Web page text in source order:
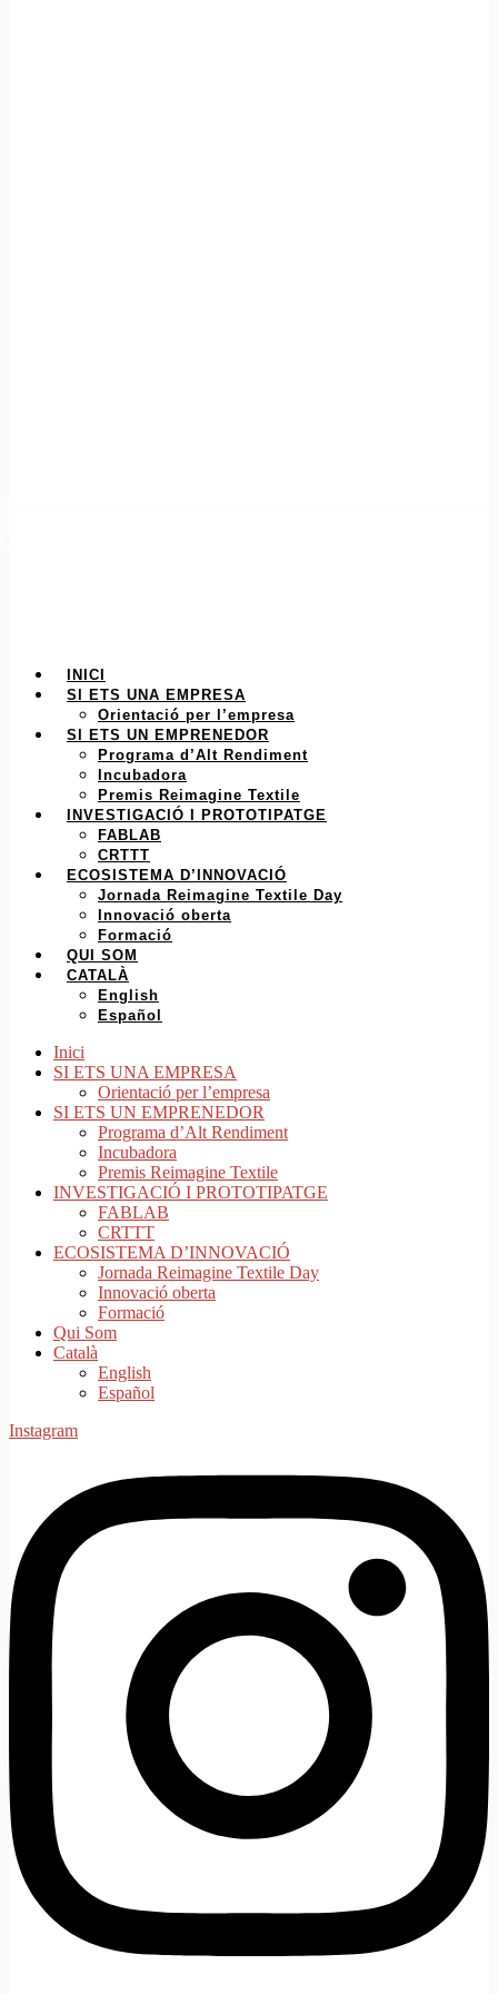
INICI
SI ETS UNA EMPRESA
Orientació per l’empresa
SI ETS UN EMPRENEDOR
Programa d’Alt Rendiment
Incubadora
Premis Reimagine Textile
INVESTIGACIÓ I PROTOTIPATGE
FABLAB
CRTTT
ECOSISTEMA D’INNOVACIÓ
Jornada Reimagine Textile Day
Innovació oberta
Formació
QUI SOM
CATALÀ
English
Español
Inici
SI ETS UNA EMPRESA
Orientació per l’empresa
SI ETS UN EMPRENEDOR
Programa d’Alt Rendiment
Incubadora
Premis Reimagine Textile
INVESTIGACIÓ I PROTOTIPATGE
FABLAB
CRTTT
ECOSISTEMA D’INNOVACIÓ
Jornada Reimagine Textile Day
Innovació oberta
Formació
Qui Som
Català
English
Español
Instagram